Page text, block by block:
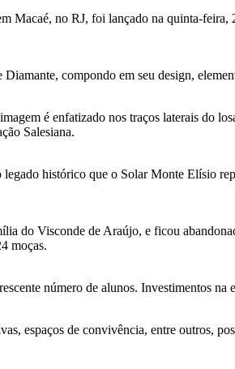
Macaé, no RJ, foi lançado na quinta-
compondo em seu design,
é enfatizado nos traços laterais do
Salesiana.
histórico que o Solar Monte Elísio
do Visconde de Araújo, e ficou
moças.
número de alunos. Investimentos na
espaços de convivência, entre outros,